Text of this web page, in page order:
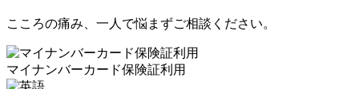
こころの痛み、一人で悩まずご相談ください。
マイナンバーカード保険証利用